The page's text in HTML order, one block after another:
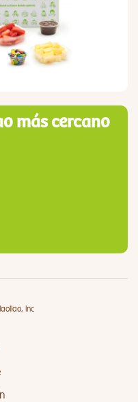
más cercano
Inc